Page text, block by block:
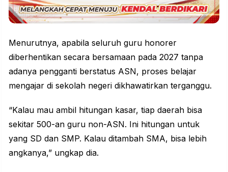
Menurutnya, apabila seluruh guru honorer
diberhentikan secara bersamaan pada 2027 tanpa
adanya pengganti berstatus ASN, proses belajar
mengajar di sekolah negeri dikhawatirkan terganggu.
“Kalau mau ambil hitungan kasar, tiap daerah bisa
sekitar 500-an guru non-ASN. Ini hitungan untuk
yang SD dan SMP. Kalau ditambah SMA, bisa lebih
angkanya,” ungkap dia.